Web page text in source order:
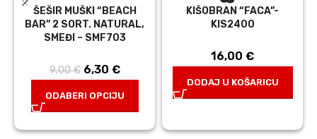
ŠEŠIR MUŠKI “BEACH
BAR” 2 SORT. NATURAL,
SMEĐI – SMF703
9,00€
Izvorna
9,00 €.
6,30 €Trenutna
ODABERI OPCIJU
KIŠOBRAN “FACA”-
KIS2400
16,00 €
DODAJ U KOŠARICU